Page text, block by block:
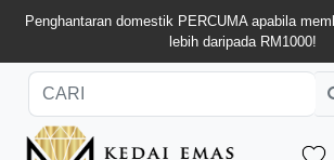
Penghantaran domestik PERCUMA apabila
lebih daripada RM1000!